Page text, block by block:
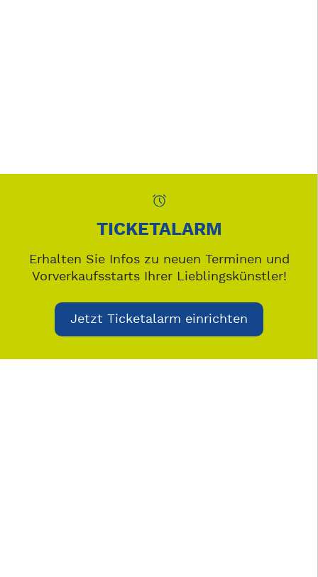
TICKETALARM
Erhalten Sie Infos zu neuen Terminen und
Vorverkaufsstarts Ihrer Lieblingskünstler!
Jetzt Ticketalarm einrichten